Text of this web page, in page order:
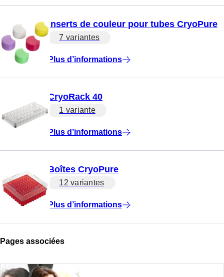
Inserts de couleur pour tubes CryoPure
7 variantes
Plus d’informations
CryoRack 40
1 variante
Plus d’informations
Boîtes CryoPure
12 variantes
Plus d’informations
Pages associées